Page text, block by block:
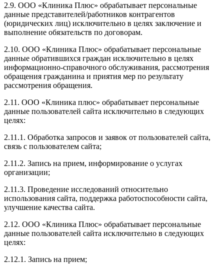
2.9. ООО «Клиника Плюс» обрабатывает персональные
данные представителей/работников контрагентов
(юридических лиц) исключительно в целях заключение и
выполнение обязательств по договорам.
2.10. ООО «Клиника Плюс» обрабатывает персональные
данные обратившихся граждан исключительно в целях
информационно-справочного обслуживания, рассмотрения
обращения гражданина и приятия мер по результату
рассмотрения обращения.
2.11. ООО «Клиника плюс» обрабатывает персональные
данные пользователей сайта исключительно в следующих
целях:
2.11.1. Обработка запросов и заявок от пользователей сайта,
связь с пользователем сайта;
2.11.2. Запись на прием, информирование о услугах
организации;
2.11.3. Проведение исследований относительно
использования сайта, поддержка работоспособности сайта,
улучшение качества сайта.
2.12. ООО «Клиника Плюс» обрабатывает персональные
данные пользователей сайта исключительно в следующих
целях:
2.12.1. Запись на прием;